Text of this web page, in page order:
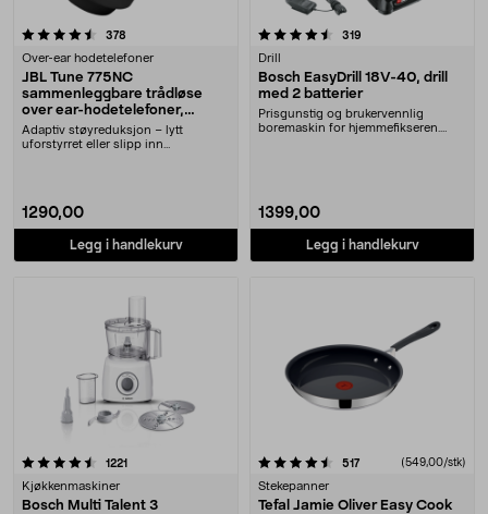
378
Over-ear hodetelefoner
JBL Tune 775NC
sammenleggbare trådløse
over ear-hodetelefoner,
svarte
Adaptiv støyreduksjon – lytt
uforstyrret eller slipp inn
1290,00
Legg i handlekurv
4.5 av 5 stjerner 319
Drill
Bosch EasyDrill 18V-40, drill
med 2 batterier
Prisgunstig og brukervennlig
boremaskin for hjemmefikseren.
1399,00
Legg i handlekurv
1221
Kjøkkenmaskiner
Bosch Multi Talent 3
4.5 av 5 stjerner 517anmeldelser(549,00/stk)
Stekepanner
Tefal Jamie Oliver Easy Cook